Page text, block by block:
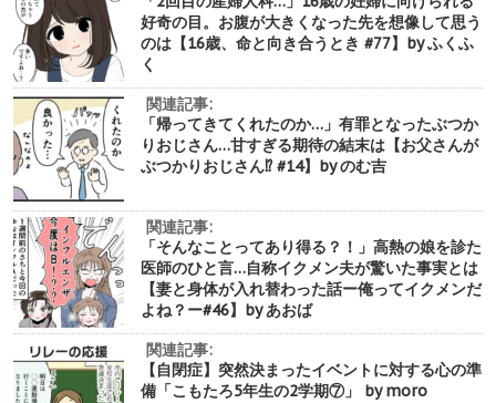
好奇の目。お腹が大きくなった先を想像して思う
のは【16歳、命と向き合うとき #77】by ふくふ
く
関連記事:
「帰ってきてくれたのか…」有罪となったぶつか
りおじさん…甘すぎる期待の結末は【お父さんが
ぶつかりおじさん⁉︎ #14】by のむ吉
関連記事:
「そんなことってあり得る？！」高熱の娘を診た
医師のひと言…自称イクメン夫が驚いた事実とは
【妻と身体が入れ替わった話ー俺ってイクメンだ
よね？ー#46】by あおば
関連記事:
【自閉症】突然決まったイベントに対する心の準
備「こもたろ5年生の2学期⑦」 by moro